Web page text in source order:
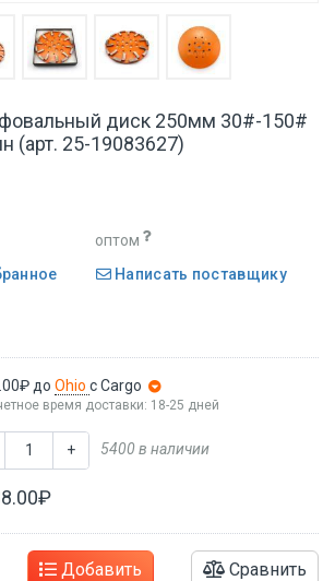
диск 250мм 30#-150#
(арт. 25-19083627)
оптом
Написать поставщику
до Ohio с Cargo
время доставки: 18-25 дней
+ 5400 в наличии
Добавить Сравнить